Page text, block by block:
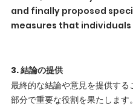
and finally proposed
measures that individuals
3. 結論の提供
最終的な結論や意見を提供する
部分で重要な役割を果たします